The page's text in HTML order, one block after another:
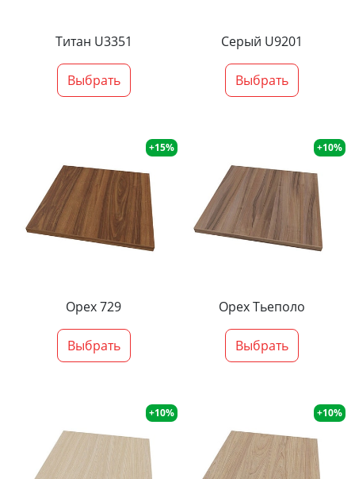
Титан U3351
Выбрать
Серый U9201
Выбрать
+15%
Орех 729
Выбрать
+10%
Орех Тьеполо
Выбрать
+10% +10%